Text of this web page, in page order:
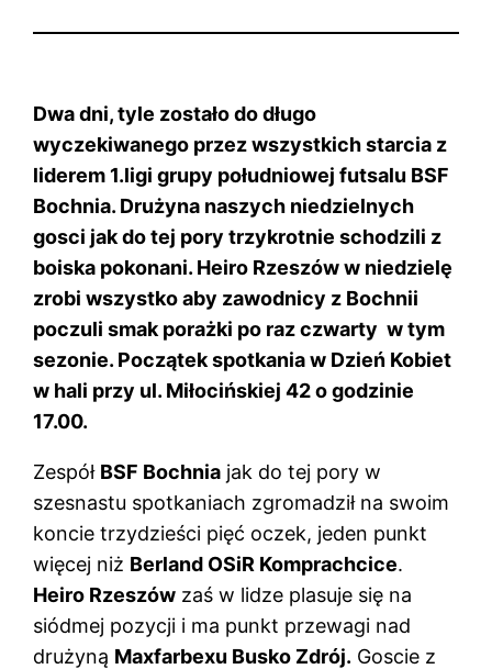
Dwa dni, tyle zostało do długo
wyczekiwanego przez wszystkich starcia z
liderem 1.ligi grupy południowej futsalu BSF
Bochnia. Drużyna naszych niedzielnych
gosci jak do tej pory trzykrotnie schodzili z
boiska pokonani. Heiro Rzeszów w niedzielę
zrobi wszystko aby zawodnicy z Bochnii
poczuli smak porażki po raz czwarty w tym
sezonie. Początek spotkania w Dzień Kobiet
w hali przy ul. Miłocińskiej 42 o godzinie
17.00.
Zespół BSF Bochnia jak do tej pory w
szesnastu spotkaniach zgromadził na swoim
koncie trzydzieści pięć oczek, jeden punkt
więcej niż Berland OSiR Komprachcice.
Heiro Rzeszów zaś w lidze plasuje się na
siódmej pozycji i ma punkt przewagi nad
drużyną Maxfarbexu Busko Zdrój. Goscie z